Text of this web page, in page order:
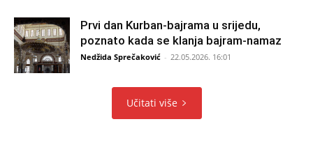
Prvi dan Kurban-bajrama u srijedu,
poznato kada se klanja bajram-namaz
Nedžida Sprečaković - 22.05.2026. 16:01
Učitati više